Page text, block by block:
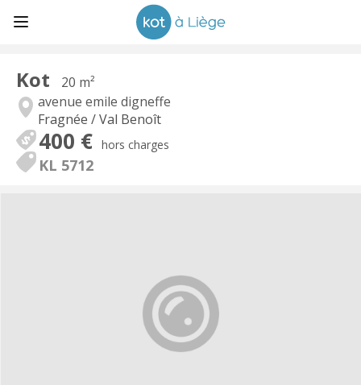
Kot
20 m²
avenue emile digneffe
Fragnée / Val Benoît
400 € hors charges
KL 5712